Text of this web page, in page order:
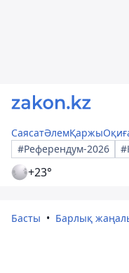
СаясатӘлемҚаржы
#Референдум-2026
+23°
Басты Барлық